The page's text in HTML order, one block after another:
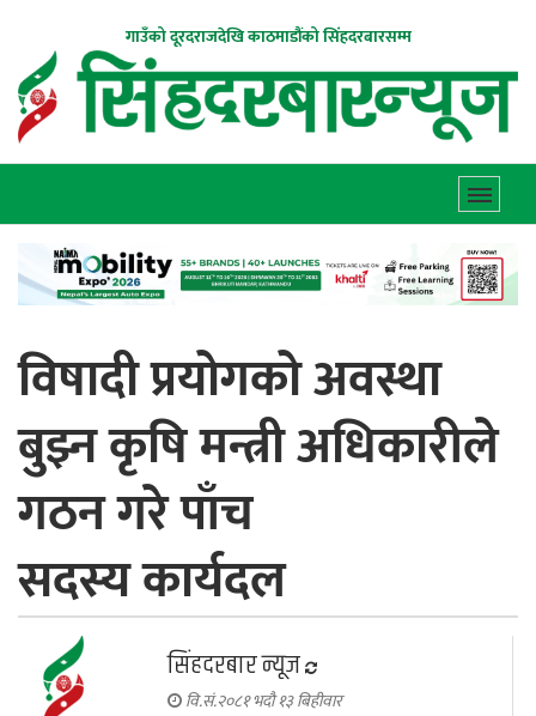
गाउँको दूरदराजदेखि काठमाडौंको सिंहदरबारसम्म
विषादी प्रयोगको अवस्था
बुझ्न कृषि मन्त्री अधिकारीले
गठन गरे पाँच
सदस्य कार्यदल
सिंहदरबार न्यूज
वि.सं.२०८१ भदौ १३ बिहीवार